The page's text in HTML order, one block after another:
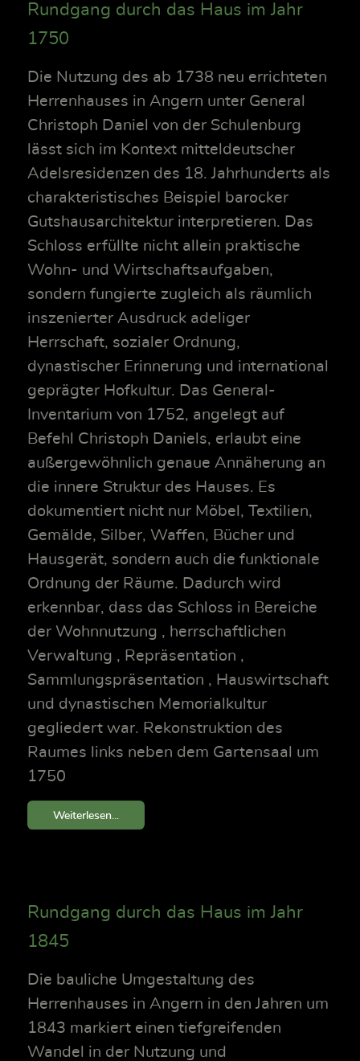
Rundgang durch das Haus im Jahr
1750
Die Nutzung des ab 1738 neu errichteten
Herrenhauses in Angern unter General
Christoph Daniel von der Schulenburg
lässt sich im Kontext mitteldeutscher
Adelsresidenzen des 18. Jahrhunderts als
charakteristisches Beispiel barocker
Gutshausarchitektur interpretieren. Das
Schloss erfüllte nicht allein praktische
Wohn- und Wirtschaftsaufgaben,
sondern fungierte zugleich als räumlich
inszenierter Ausdruck adeliger
Herrschaft, sozialer Ordnung,
dynastischer Erinnerung und international
geprägter Hofkultur. Das General-
Inventarium von 1752, angelegt auf
Befehl Christoph Daniels, erlaubt eine
außergewöhnlich genaue Annäherung an
die innere Struktur des Hauses. Es
dokumentiert nicht nur Möbel, Textilien,
Gemälde, Silber, Waffen, Bücher und
Hausgerät, sondern auch die funktionale
Ordnung der Räume. Dadurch wird
erkennbar, dass das Schloss in Bereiche
der Wohnnutzung , herrschaftlichen
Verwaltung , Repräsentation ,
Sammlungspräsentation , Hauswirtschaft
und dynastischen Memorialkultur
gegliedert war. Rekonstruktion des
Raumes links neben dem Gartensaal um
1750
Weiterlesen...
Rundgang durch das Haus im Jahr
1845
Die bauliche Umgestaltung des
Herrenhauses in Angern in den Jahren um
1843 markiert einen tiefgreifenden
Wandel in der Nutzung und